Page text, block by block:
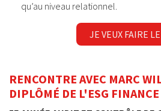
qu’au niveau relationnel.
JE VEUX FAIRE
RENCONTRE AVEC MARC
DIPLÔMÉ DE L'ESG FINANCE